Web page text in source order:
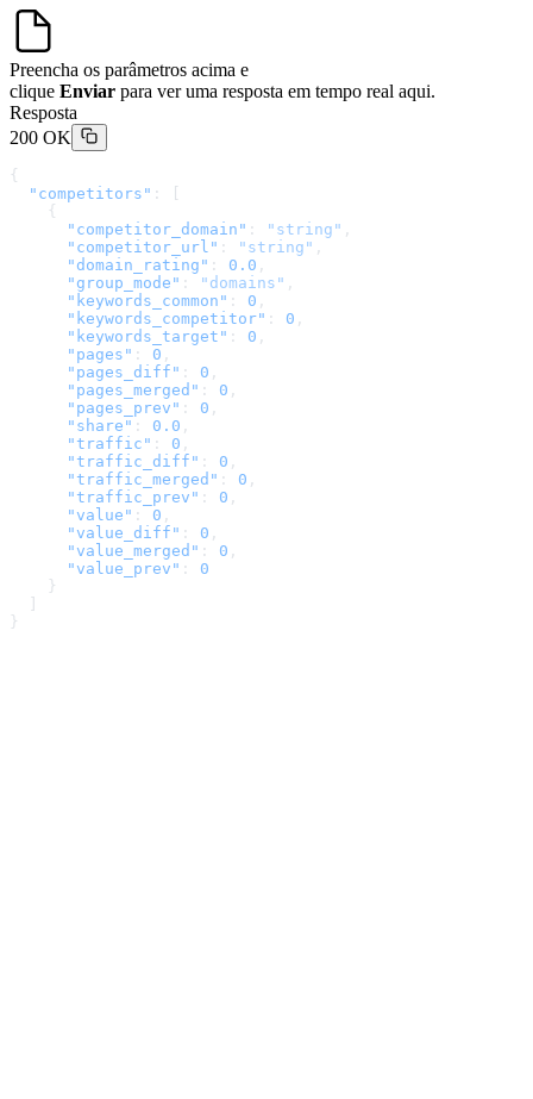
Preencha os parâmetros acima e
clique Enviar para ver uma resposta em tempo real aqui.
Resposta
200 OK
{
  "competitors"
: [
    {
      "competitor_domain"
: "string" ,
      "competitor_url"
: "string" ,
      "domain_rating"
: 0.0 ,
      "group_mode"
: "domains" ,
      "keywords_common"
: 0 ,
      "keywords_competitor"
: 0 ,
      "keywords_target"
: 0 ,
      "pages"
: 0 ,
      "pages_diff"
: 0 ,
      "pages_merged"
: 0 ,
      "pages_prev"
: 0 ,
      "share"
: 0.0 ,
      "traffic"
: 0 ,
      "traffic_diff"
: 0 ,
      "traffic_merged"
: 0 ,
      "traffic_prev"
: 0 ,
      "value"
: 0 ,
      "value_diff"
: 0 ,
      "value_merged"
: 0 ,
      "value_prev"
: 0
    }
}